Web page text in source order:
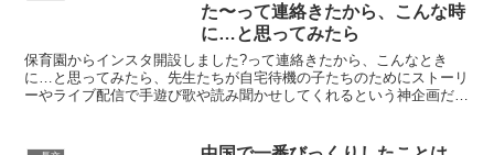
た〜って連絡きたから、こんな時
に…と思ってみたら
保育園からインスタ開設しました?って連絡きたから、こんなとき
に…と思ってみたら、先生たちが自宅待機の子たちのためにストーリ
ーやライブ配信で手遊び歌や読み聞かせしてくれるという神企画だっ